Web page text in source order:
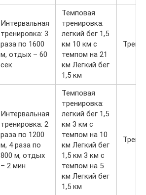
Интервальная
тренировка: 3
раза по 1600
м, отдых – 60
сек
Темповая
тренировка:
легкий бег 1,5
км 10 км с
темпом на 21
км Легкий бег
1,5 км
Интервальная
тренировка: 2
раза по 1200
м, 4 раза по
800 м, отдых
– 2 мин
Темповая
тренировка:
легкий бег 1,5
км 3 км с
темпом на 10
км Легкий бег
1,5 км 3 км с
темпом на 5
км Легкий бег
1,5 км